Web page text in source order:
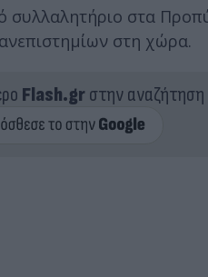
συλλαλητήριο στα
στη χώρα.
Flash.grστην αναζήτηση